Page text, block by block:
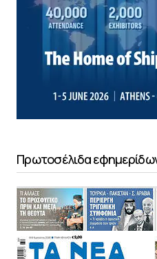
Πρωτοσέλιδα